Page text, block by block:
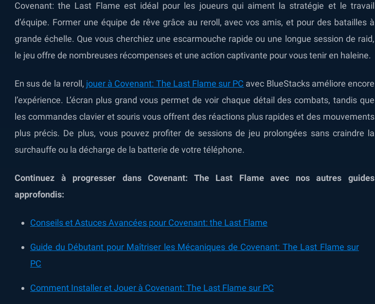
Covenant: the Last Flame est idéal pour les joueurs qui aiment la stratégie et le travail
d’équipe. Former une équipe de rêve grâce au reroll, avec vos amis, et pour des batailles à
grande échelle. Que vous cherchiez une escarmouche rapide ou une longue session de raid,
le jeu offre de nombreuses récompenses et une action captivante pour vous tenir en haleine.
En sus de la reroll, jouer à Covenant: The Last Flame sur PC avec BlueStacks améliore encore
l’expérience. L’écran plus grand vous permet de voir chaque détail des combats, tandis que
les commandes clavier et souris vous offrent des réactions plus rapides et des mouvements
plus précis. De plus, vous pouvez profiter de sessions de jeu prolongées sans craindre la
surchauffe ou la décharge de la batterie de votre téléphone.
Continuez à progresser dans Covenant: The Last Flame avec nos autres guides
approfondis:
Conseils et Astuces Avancées pour Covenant: the Last Flame
Guide du Débutant pour Maîtriser les Mécaniques de Covenant: The Last Flame sur
PC
Comment Installer et Jouer à Covenant: The Last Flame sur PC